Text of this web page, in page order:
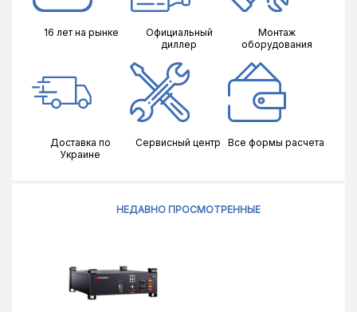
16 лет на рынке
Официальный
диллер
Монтаж
оборудования
Доставка по
Украине
Сервисный центр Все формы расчета
НЕДАВНО ПРОСМОТРЕННЫЕ